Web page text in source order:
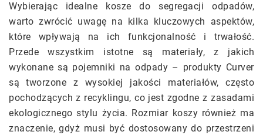
Wybierając idealne kosze do segregacji odpadów,
warto zwrócić uwagę na kilka kluczowych aspektów,
które wpływają na ich funkcjonalność i trwałość.
Przede wszystkim istotne są materiały, z jakich
wykonane są pojemniki na odpady – produkty Curver
są tworzone z wysokiej jakości materiałów, często
pochodzących z recyklingu, co jest zgodne z zasadami
ekologicznego stylu życia. Rozmiar koszy również ma
znaczenie, gdyż musi być dostosowany do przestrzeni